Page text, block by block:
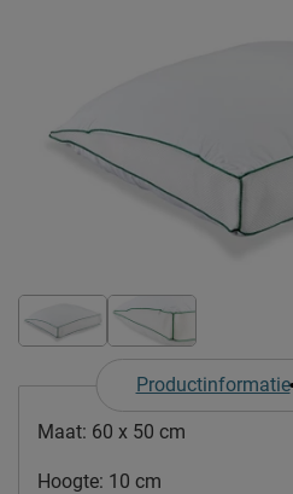
Productinformatie
Maat: 60 x 50 cm
Hoogte: 10 cm